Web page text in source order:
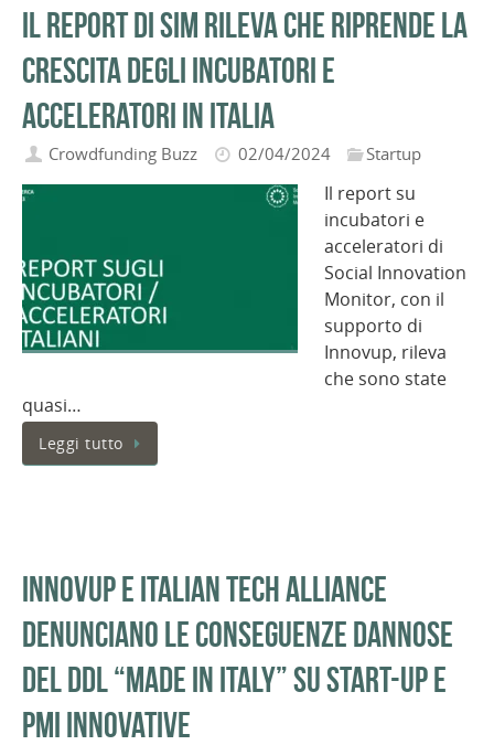
Il report di SIM rileva che riprende la
crescita degli incubatori e
acceleratori in Italia
Crowdfunding Buzz 02/04/2024 Startup
Il report su
incubatori e
acceleratori di
Social Innovation
Monitor, con il
supporto di
Innovup, rileva
che sono state
quasi…
Leggi tutto
InnovUp e Italian Tech Alliance
denunciano le conseguenze dannose
del Ddl “Made In Italy” su Start-Up e
PMI innovative